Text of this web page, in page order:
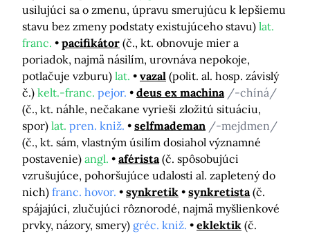
usilujúci sa o zmenu, úpravu smerujúcu k lepšiemu
stavu bez zmeny podstaty existujúceho stavu) lat.
franc.
pacifikátor (č., kt. obnovuje mier a
poriadok, najmä násilím, urovnáva nepokoje,
potlačuje vzburu) lat. vazal (polit. al. hosp. závislý
č.) kelt.-franc. pejor. deus ex machina /-chíná/
(č., kt. náhle, nečakane vyrieši zložitú situáciu,
spor) lat. pren. kniž. selfmademan /-mejdmen/
(č., kt. sám, vlastným úsilím dosiahol významné
postavenie) angl. aférista (č. spôsobujúci
vzrušujúce, pohoršujúce udalosti al. zapletený do
nich) franc. hovor. synkretik synkretista (č.
spájajúci, zlučujúci rôznorodé, najmä myšlienkové
prvky, názory, smery) gréc. kniž. eklektik (č.